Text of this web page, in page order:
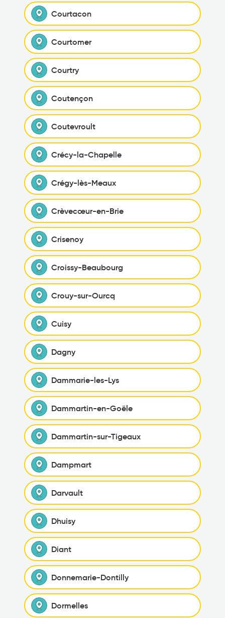
Courtacon
Courtomer
Courtry
Coutençon
Coutevroult
Crécy-la-Chapelle
Crégy-lès-Meaux
Crèvecœur-en-Brie
Crisenoy
Croissy-Beaubourg
Crouy-sur-Ourcq
Cuisy
Dagny
Dammarie-les-Lys
Dammartin-en-Goële
Dammartin-sur-Tigeaux
Dampmart
Darvault
Dhuisy
Diant
Donnemarie-Dontilly
Dormelles